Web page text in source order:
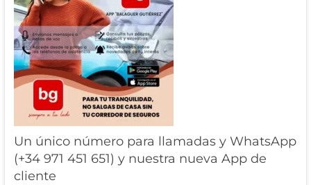
Un único número para llamadas y WhatsApp
(+34 971 451 651) y nuestra nueva App de
cliente